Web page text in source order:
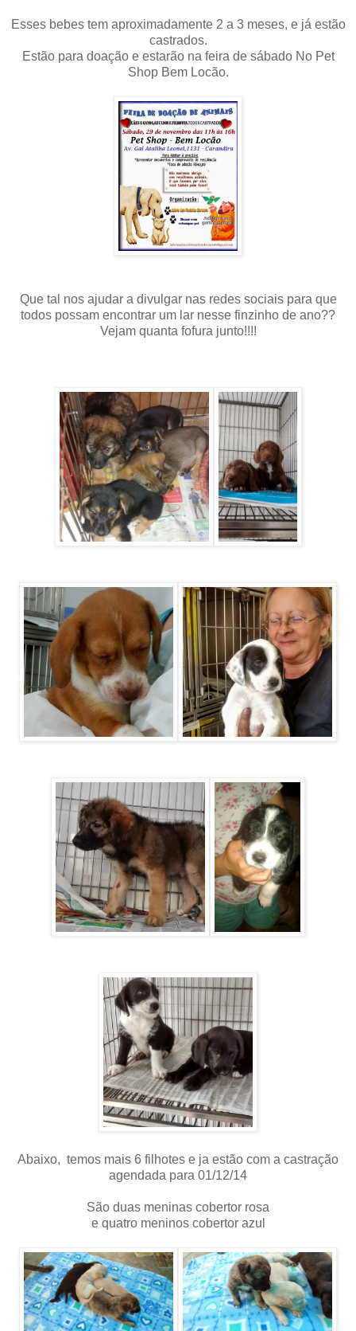
Esses bebes tem aproximadamente 2 a 3 meses, e já estão
castrados.
Estão para doação e estarão na feira de sábado No Pet
Shop Bem Locão.
Que tal nos ajudar a divulgar nas redes sociais para que
todos possam encontrar um lar nesse finzinho de ano??
Vejam quanta fofura junto!!!!
Abaixo, temos mais 6 filhotes e ja estão com a castração
agendada para 01/12/14
São duas meninas cobertor rosa
e quatro meninos cobertor azul